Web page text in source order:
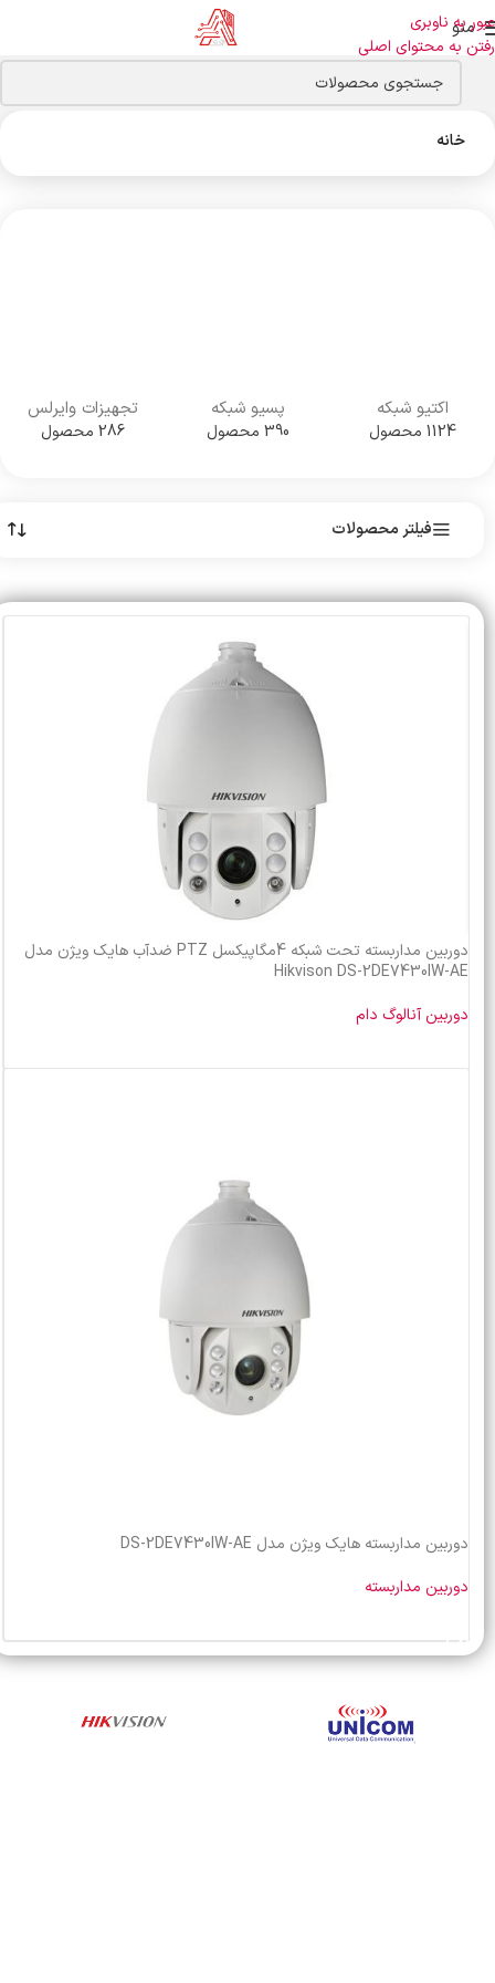
عبور به ناوبری
رفتن به محتوای اصلی
منو
خانه
اکتیو شبکه
1124 محصول
پسیو شبکه
390 محصول
تجهیزات وایرلس
286 محصول
فیلتر محصولات
دوربین مداربسته تحت شبکه 4مگاپیکسل PTZ ضدآب هایک ویژن مدل
Hikvison DS-2DE7430IW-AE
دوربین آنالوگ دام
دوربین مداربسته هایک ویژن مدل DS-2DE7430IW-AE
دوربین مداربسته